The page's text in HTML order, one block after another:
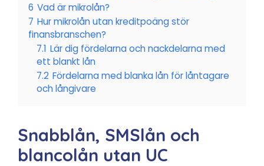
6 Vad är mikrolån?
7 Hur mikrolån utan kreditpoäng stör
finansbranschen?
7.1 Lär dig fördelarna och nackdelarna med
ett blankt lån
7.2 Fördelarna med blanka lån för låntagare
och långivare
Snabblån, SMSlån och
blancolån utan UC